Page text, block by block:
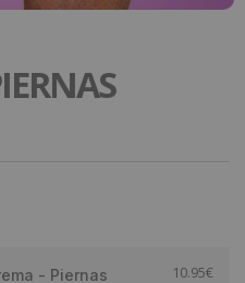
- Piernas
10.95€